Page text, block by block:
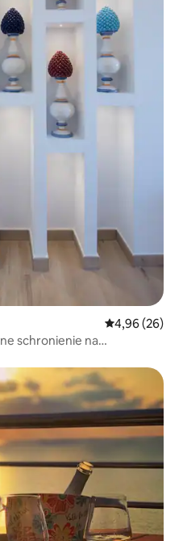
Średnia
4,96 (26)
schronienie na
Wybór gości